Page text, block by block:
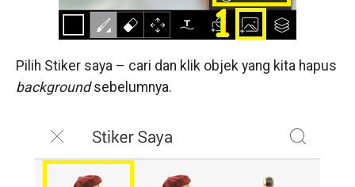
Pilih Stiker saya – cari dan klik objek yang kita hapus
backgroundsebelumnya.